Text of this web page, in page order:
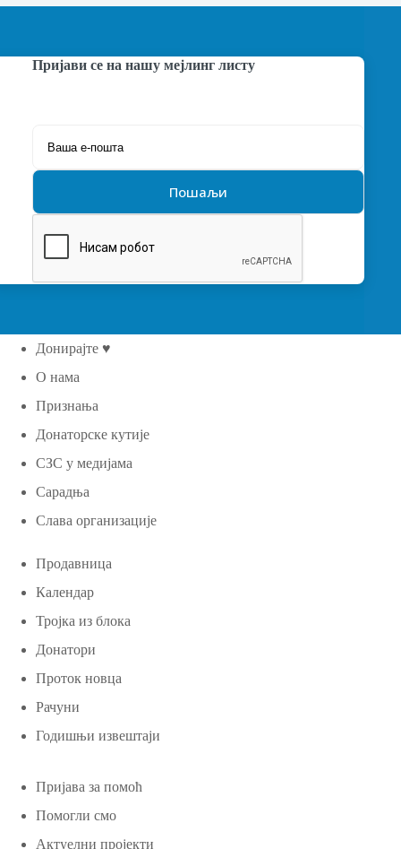
Пријави се на нашу мејлинг листу
Донирајте ♥
О нама
Признања
Донаторске кутије
СЗС у медијама
Сарадња
Слава организације
Продавница
Календар
Тројка из блока
Донатори
Проток новца
Рачуни
Годишњи извештаји
Пријава за помоћ
Помогли смо
Актуелни пројекти